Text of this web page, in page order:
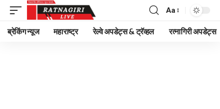
Font
Resizer
Aa
ब्रेकिंग न्यूज महाराष्ट्र रेल्वे अपडेट्स & ट्रॅव्हल रत्नागिरी अपडेट्स